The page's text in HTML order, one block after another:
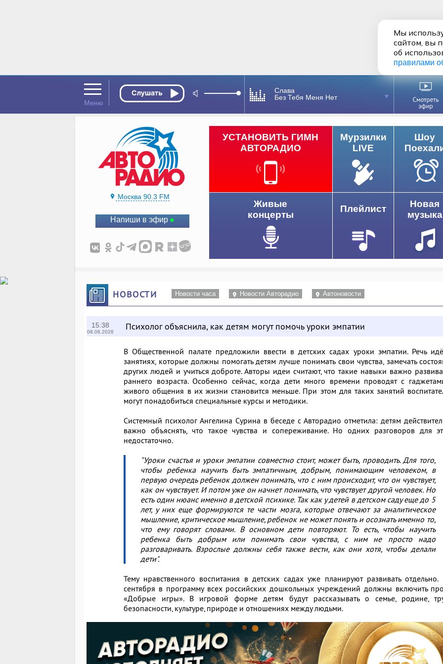
Слава
Без Тебя Меня Нет
Москва 90.3 FM
Напиши в эфир
УСТАНОВИТЬ ГИМН
АВТОРАДИО
Мурзилки
LIVE
Шоу
Живые
концерты
Плейлист
Новая
музыка
НОВОСТИ Новости часа Новости Авторадио Автоновости
15:38
08.06.2026 Психолог объяснила, как детям могут помочь уроки эмпатии
В Общественной палате предложили ввести в детских садах уроки эмпатии. Речь
занятиях, которые должны помогать детям лучше понимать свои чувства, замечать
других людей и учиться доброте. Авторы идеи считают, что такие навыки важно
раннего возраста. Особенно сейчас, когда дети много времени проводят с
живого общения в их жизни становится меньше. При этом для таких занятий
могут понадобиться специальные курсы и методики.
Системный психолог Ангелина Сурина в беседе с Авторадио отметила: детям
важно объяснять, что такое чувства и сопереживание. Но одних разговоров для
недостаточно.
"Уроки счастья и уроки эмпатии совместно стоит, может быть, проводить. Для того,
чтобы ребенка научить быть эмпатичным, добрым, понимающим человеком, в
первую очередь ребенок должен понимать, что с ним происходит, что он чувствует,
как он чувствует. И потом уже он начнет понимать, что чувствует другой человек. Но
есть один нюанс именно в детской психике. Так как у детей в детском саду еще до 5
лет, у них еще формируются те части мозга, которые отвечают за аналитическое
мышление, критическое мышление, ребенок не может понять и осознать именно то,
что ему говорят словами. В основном дети повторяют. То есть, чтобы научить
ребенка быть добрым или понимать свои чувства, с ним не просто надо
разговаривать. Взрослые должны себя также вести, как они хотя, чтобы делали
дети".
Тему нравственного воспитания в детских садах уже планируют развивать
сентября в программу всех российских дошкольных учреждений должны включить
«Добрые игры». В игровой форме детям будут рассказывать о семье, родине,
безопасности, культуре, природе и отношениях между людьми.
Мы
сайтом, вы
об
правилами